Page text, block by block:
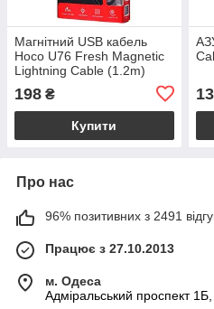
Магнітний USB кабель
Hoco U76 Fresh Magnetic
Lightning Cable (1.2m)
198 ₴
Купити
Про нас
96% позитивних з 2491
Працює з 27.10.2013
м. Одеса
Адміральський проспект